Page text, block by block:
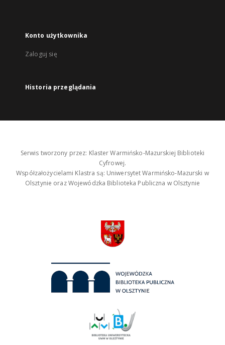
Konto użytkownika
Zaloguj się
Historia przeglądania
Serwis tworzony przez: Klaster Warmińsko-Mazurskiej Biblioteki
Cyfrowej.
Współzałożycielami Klastra są: Uniwersytet Warmińsko-Mazurski w
Olsztynie oraz Wojewódzka Biblioteka Publiczna w Olsztynie